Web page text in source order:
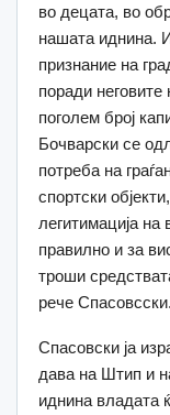
во децата, во
нашата иднина.
признание на
поради
поголем број
Бочварски се
потреба на
спортски
легитимација на
правилно и за
троши
рече Спасовсски.
Спасовски ја
дава на Штип и
иднина владата